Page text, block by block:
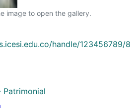
image to open the gallery.
handle/123456789/8
Patrimonial